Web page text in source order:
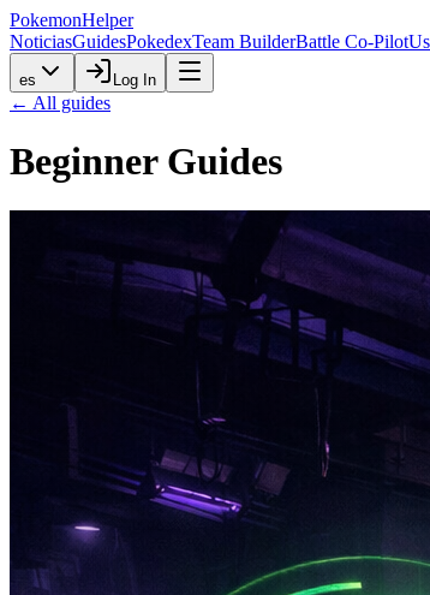
PokemonHelper
NoticiasGuidesPokedexTeam BuilderBattle Co-Pilot
es Log In
← All guides
BeginnerGuides